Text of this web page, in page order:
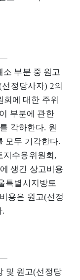
부분 중 원고
정당사자) 2의
에 대한 주위
부분에 관한
각하한다. 원
모두 기각한다.
지수용위원회,
생긴 상고비용
특별시지방토
용은 원고(선정
.
및 원고(선정당